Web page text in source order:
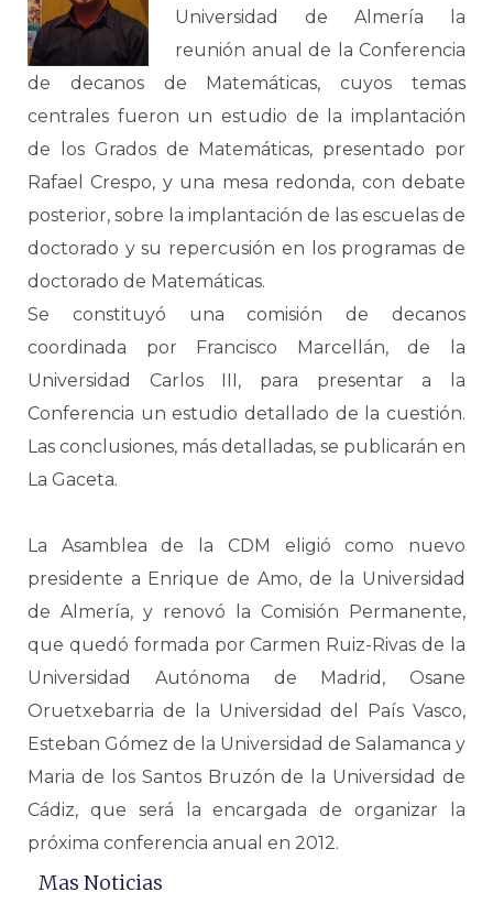
Universidad de Almería la
reunión anual de la Conferencia
de decanos de Matemáticas, cuyos temas
centrales fueron un estudio de la implantación
de los Grados de Matemáticas, presentado por
Rafael Crespo, y una mesa redonda, con debate
posterior, sobre la implantación de las escuelas de
doctorado y su repercusión en los programas de
doctorado de Matemáticas.
Se constituyó una comisión de decanos
coordinada por Francisco Marcellán, de la
Universidad Carlos III, para presentar a la
Conferencia un estudio detallado de la cuestión.
Las conclusiones, más detalladas, se publicarán en
La Gaceta.
La Asamblea de la CDM eligió como nuevo
presidente a Enrique de Amo, de la Universidad
de Almería, y renovó la Comisión Permanente,
que quedó formada por Carmen Ruiz-Rivas de la
Universidad Autónoma de Madrid, Osane
Oruetxebarria de la Universidad del País Vasco,
Esteban Gómez de la Universidad de Salamanca y
Maria de los Santos Bruzón de la Universidad de
Cádiz, que será la encargada de organizar la
próxima conferencia anual en 2012.
Mas Noticias